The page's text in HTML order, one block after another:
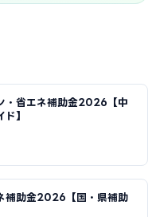
・省エネ補助金2026【中
】
補助金2026【国・県補助